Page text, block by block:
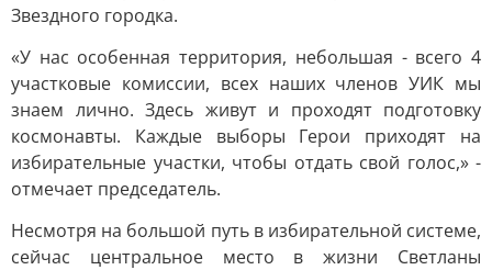
Звездного городка.
«У нас особенная территория, небольшая - всего 4
участковые комиссии, всех наших членов УИК мы
знаем лично. Здесь живут и проходят подготовку
космонавты. Каждые выборы Герои приходят на
избирательные участки, чтобы отдать свой голос,» -
отмечает председатель.
Несмотря на большой путь в избирательной системе,
сейчас центральное место в жизни Светланы